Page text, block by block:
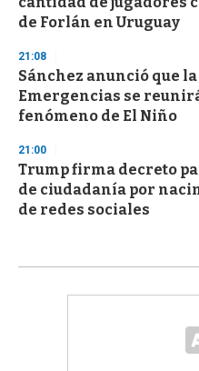
de Forlán en Uruguay
21:08
Sánchez anunció que
Emergencias se
fenómeno de El Niño
21:00
Trump firma decreto
de ciudadanía por
de redes sociales